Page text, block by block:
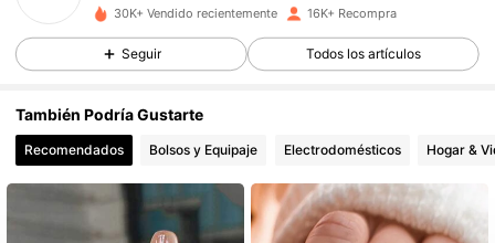
4.85 2.2K Seguidores
4.85
2.2K Seguidores
30K+ Vendido recientemente 16K+ Recompra
Seguir Todos los artículos
También Podría Gustarte
Recomendados Bolsos y Equipaje Electrodomésticos Hogar &